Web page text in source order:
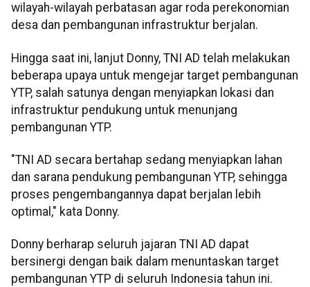
wilayah-wilayah perbatasan agar roda perekonomian
desa dan pembangunan infrastruktur berjalan.
Hingga saat ini, lanjut Donny, TNI AD telah melakukan
beberapa upaya untuk mengejar target pembangunan
YTP, salah satunya dengan menyiapkan lokasi dan
infrastruktur pendukung untuk menunjang
pembangunan YTP.
"TNI AD secara bertahap sedang menyiapkan lahan
dan sarana pendukung pembangunan YTP, sehingga
proses pengembangannya dapat berjalan lebih
optimal," kata Donny.
Donny berharap seluruh jajaran TNI AD dapat
bersinergi dengan baik dalam menuntaskan target
pembangunan YTP di seluruh Indonesia tahun ini.